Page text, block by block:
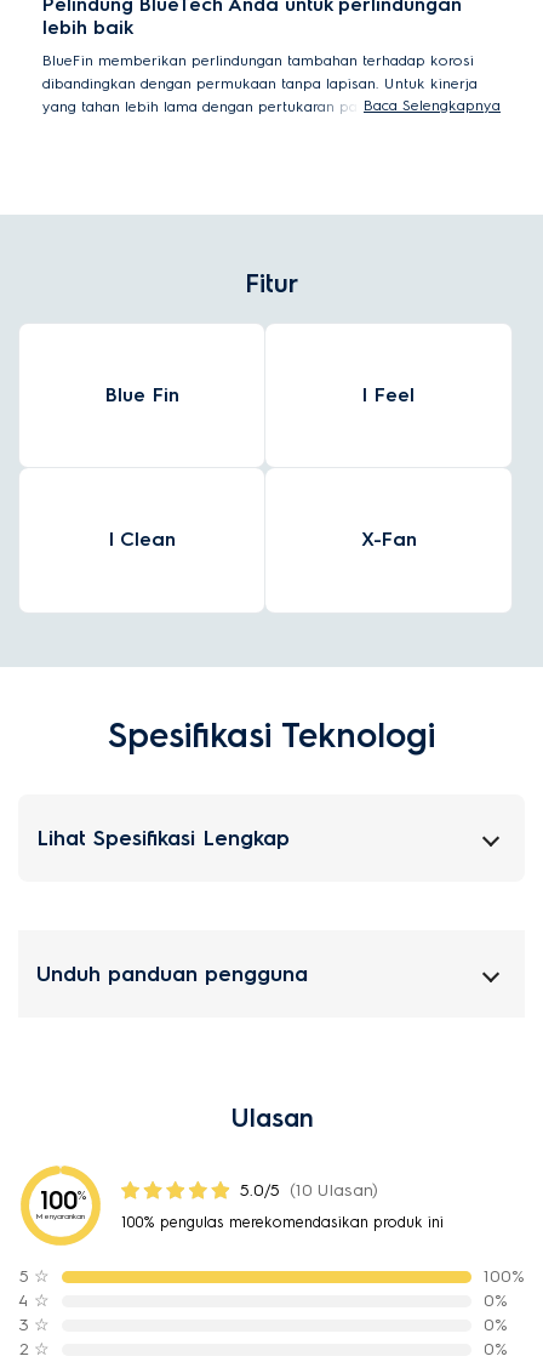
lebih baik
BlueFin memberikan perlindungan tambahan terhadap korosi
dibandingkan dengan permukaan tanpa lapisan. Untuk kinerja
yang tahan lebih lama dengan pertukaran panas yang lebih baik.
Baca Selengkapnya
Fitur
Blue Fin I Feel
I Clean X-Fan
Spesifikasi Teknologi
Lihat Spesifikasi Lengkap
Unduh panduan pengguna
Ulasan
100%
Menyarankan
5.0/5 (10 Ulasan)
100% pengulas merekomendasikan produk ini
5 ☆
100%
4 ☆
0%
3 ☆
0%
2 ☆ 0%